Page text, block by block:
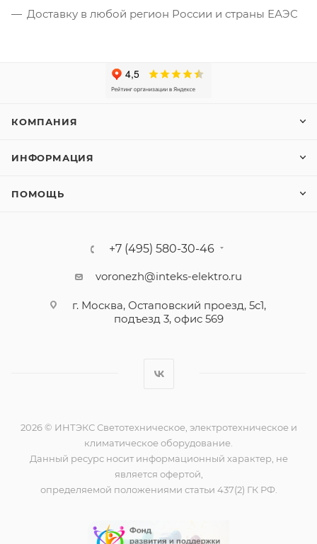
Доставку в любой регион России и страны ЕАЭС
КОМПАНИЯ
ИНФОРМАЦИЯ
ПОМОЩЬ
+7 (495) 580-30-46
voronezh@inteks-elektro.ru
г. Москва, Остаповский проезд, 5с1,
подъезд 3, офис 569
2026 © ИНТЭКС Светотехническое, электротехническое и
климатическое оборудование.
Данный ресурс носит информационный характер, не
является офертой,
определяемой положениями статьи 437(2) ГК РФ.